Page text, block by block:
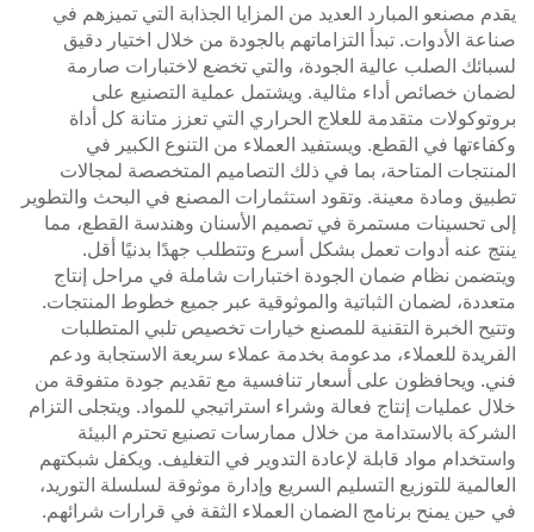
يقدم مصنعو المبارد العديد من المزايا الجذابة التي تميزهم في
صناعة الأدوات. تبدأ التزاماتهم بالجودة من خلال اختيار دقيق
لسبائك الصلب عالية الجودة، والتي تخضع لاختبارات صارمة
لضمان خصائص أداء مثالية. ويشتمل عملية التصنيع على
بروتوكولات متقدمة للعلاج الحراري التي تعزز متانة كل أداة
وكفاءتها في القطع. ويستفيد العملاء من التنوع الكبير في
المنتجات المتاحة، بما في ذلك التصاميم المتخصصة لمجالات
تطبيق ومادة معينة. وتقود استثمارات المصنع في البحث والتطوير
إلى تحسينات مستمرة في تصميم الأسنان وهندسة القطع، مما
ينتج عنه أدوات تعمل بشكل أسرع وتتطلب جهدًا بدنيًا أقل.
ويتضمن نظام ضمان الجودة اختبارات شاملة في مراحل إنتاج
متعددة، لضمان الثباتية والموثوقية عبر جميع خطوط المنتجات.
وتتيح الخبرة التقنية للمصنع خيارات تخصيص تلبي المتطلبات
الفريدة للعملاء، مدعومة بخدمة عملاء سريعة الاستجابة ودعم
فني. ويحافظون على أسعار تنافسية مع تقديم جودة متفوقة من
خلال عمليات إنتاج فعالة وشراء استراتيجي للمواد. ويتجلى التزام
الشركة بالاستدامة من خلال ممارسات تصنيع تحترم البيئة
واستخدام مواد قابلة لإعادة التدوير في التغليف. ويكفل شبكتهم
العالمية للتوزيع التسليم السريع وإدارة موثوقة لسلسلة التوريد،
في حين يمنح برنامج الضمان العملاء الثقة في قرارات شرائهم.